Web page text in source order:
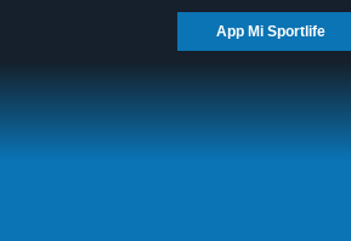
App Mi Sportlife